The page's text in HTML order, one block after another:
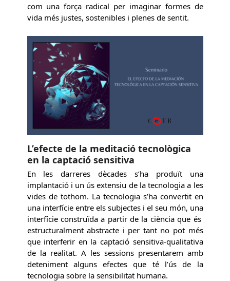
com una força radical per imaginar formes de
vida més justes, sostenibles i plenes de sentit.
L’efecte de la meditació tecnològica
en la captació sensitiva
En les darreres dècades s’ha produït una
implantació i un ús extensiu de la tecnologia a les
vides de tothom. La tecnologia s’ha convertit en
una interfície entre els subjectes i el seu món, una
interfície construïda a partir de la ciència que és
estructuralment abstracte i per tant no pot més
que interferir en la captació sensitiva-qualitativa
de la realitat. A les sessions presentarem amb
deteniment alguns efectes que té l’ús de la
tecnologia sobre la sensibilitat humana.